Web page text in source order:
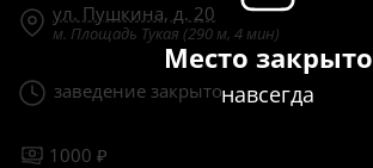
ул. Пушкина, д. 20
м. Площадь Тукая (290 м, 4 мин)
заведение закрыто
1000 ₽
Место закрыто
навсегда